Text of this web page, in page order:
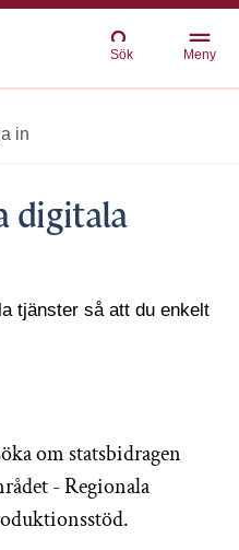
Sök Meny
in
digitala
tjänster så att du enkelt
om statsbidragen
- Regionala